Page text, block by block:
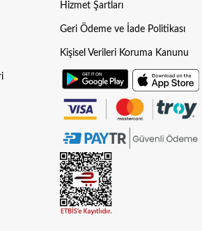
Hizmet Şartları
Geri Ödeme ve İade Politikası
Kişisel Verileri Koruma Kanunu